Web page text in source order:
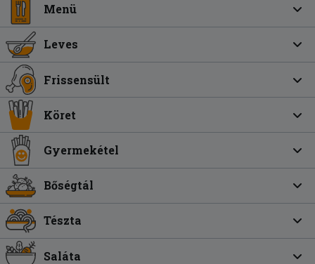
Menü
Leves
Frissensült
Köret
Gyermekétel
Bőségtál
Tészta
Saláta